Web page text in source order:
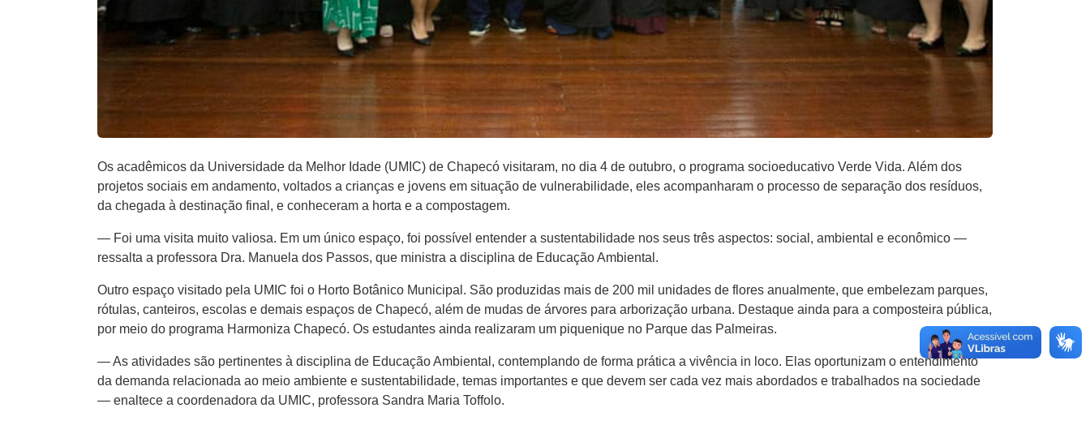
Os acadêmicos da Universidade da Melhor Idade (UMIC) de Chapecó visitaram, no dia 4 de outubro, o programa socioeducativo Verde Vida. Além dos
projetos sociais em andamento, voltados a crianças e jovens em situação de vulnerabilidade, eles acompanharam o processo de separação dos resíduos,
da chegada à destinação final, e conheceram a horta e a compostagem.
— Foi uma visita muito valiosa. Em um único espaço, foi possível entender a sustentabilidade nos seus três aspectos: social, ambiental e econômico —
ressalta a professora Dra. Manuela dos Passos, que ministra a disciplina de Educação Ambiental.
Outro espaço visitado pela UMIC foi o Horto Botânico Municipal. São produzidas mais de 200 mil unidades de flores anualmente, que embelezam parques,
rótulas, canteiros, escolas e demais espaços de Chapecó, além de mudas de árvores para arborização urbana. Destaque ainda para a composteira pública,
por meio do programa Harmoniza Chapecó. Os estudantes ainda realizaram um piquenique no Parque das Palmeiras.
— As atividades são pertinentes à disciplina de Educação Ambiental, contemplando de forma prática a vivência in loco. Elas oportunizam o entendimento
da demanda relacionada ao meio ambiente e sustentabilidade, temas importantes e que devem ser cada vez mais abordados e trabalhados na sociedade
— enaltece a coordenadora da UMIC, professora Sandra Maria Toffolo.